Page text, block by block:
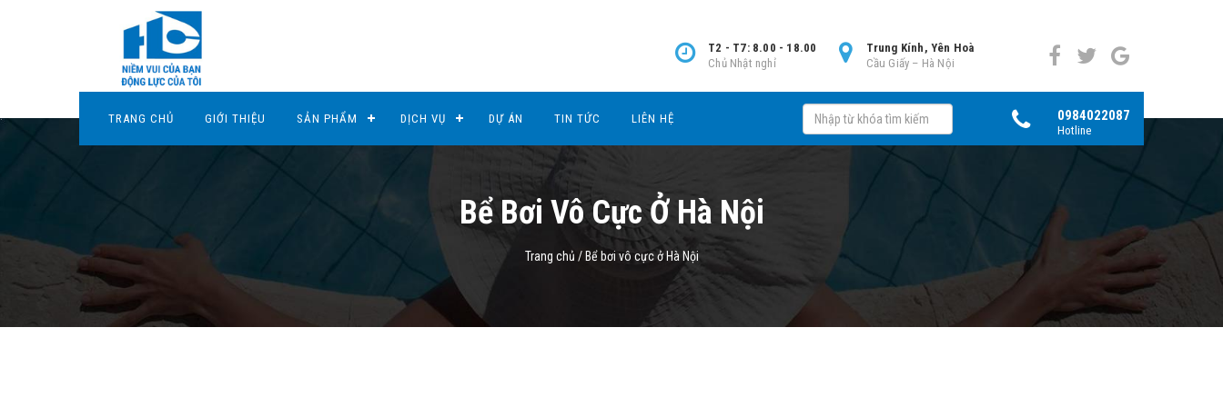
Trung Kính, Yên Hoà
Cầu Giấy – Hà Nội
T2 - T7: 8.00 - 18.00
Chủ Nhật nghỉ
TRANG CHỦ GIỚI THIỆU SẢN PHẨM DỊCH VỤ DỰ ÁN TIN TỨC LIÊN HỆ 0984022087
Hotline
Bể Bơi Vô Cực Ở Hà Nội
Trang chủ / Bể bơi vô cực ở Hà Nội